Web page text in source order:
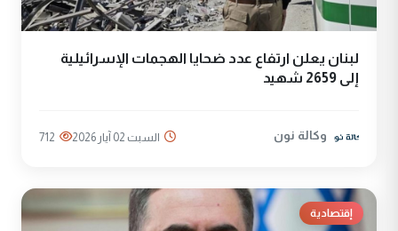
لبنان يعلن ارتفاع عدد ضحايا الهجمات الإسرائيلية
إلى 2659 شهيد
وكالة نون السبت 02 آيار 2026 712
إقتصادية